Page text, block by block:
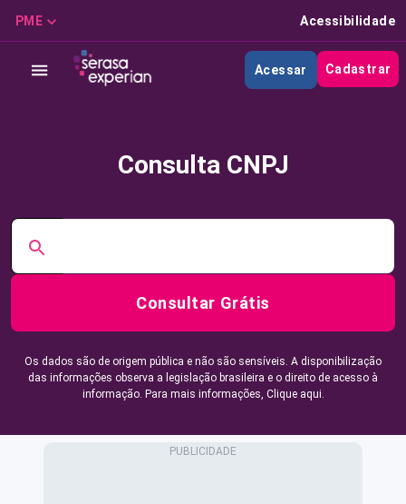
PME Acessibilidade
Acessar Cadastrar
Consulta CNPJ
Consultar Grátis
Os dados são de origem pública e não são sensíveis. A disponibilização
das informações observa a legislação brasileira e o direito de acesso à
informação. Para mais informações, Clique aqui.